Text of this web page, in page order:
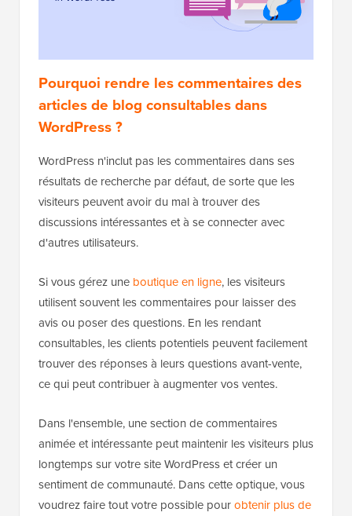
Pourquoi rendre les commentaires des
articles de blog consultables dans
WordPress ?
WordPress n'inclut pas les commentaires dans ses
résultats de recherche par défaut, de sorte que les
visiteurs peuvent avoir du mal à trouver des
discussions intéressantes et à se connecter avec
d'autres utilisateurs.
Si vous gérez une boutique en ligne, les visiteurs
utilisent souvent les commentaires pour laisser des
avis ou poser des questions. En les rendant
consultables, les clients potentiels peuvent facilement
trouver des réponses à leurs questions avant-vente,
ce qui peut contribuer à augmenter vos ventes.
Dans l'ensemble, une section de commentaires
animée et intéressante peut maintenir les visiteurs plus
longtemps sur votre site WordPress et créer un
sentiment de communauté. Dans cette optique, vous
voudrez faire tout votre possible pourobtenir plus de